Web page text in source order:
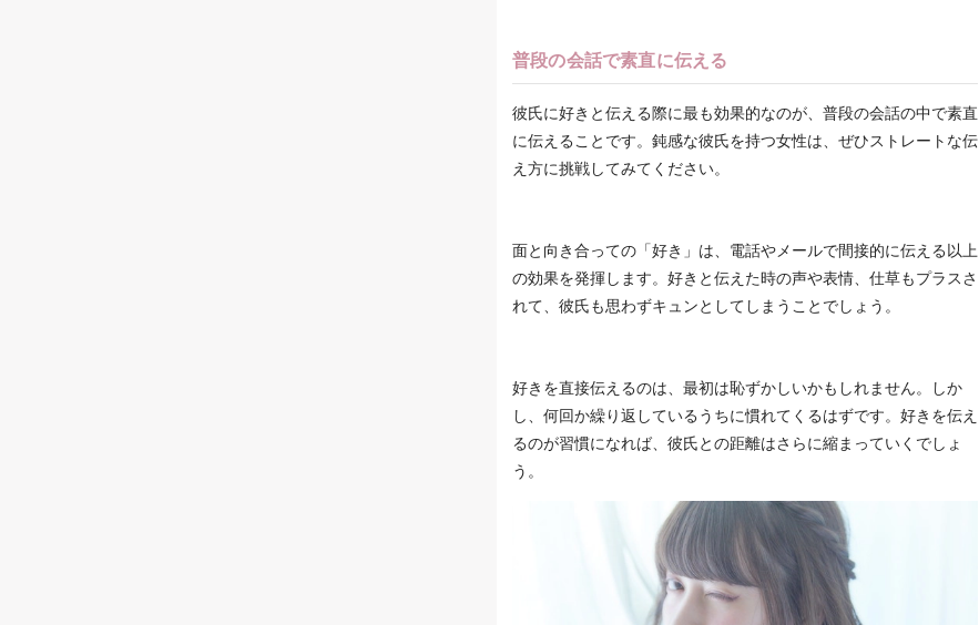
普段の会話で素直に伝える
彼氏に好きと伝える際に最も効果的なのが、普段の会話の中で素直
に伝えることです。鈍感な彼氏を持つ女性は、ぜひストレートな伝
え方に挑戦してみてください。
面と向き合っての「好き」は、電話やメールで間接的に伝える以上
の効果を発揮します。好きと伝えた時の声や表情、仕草もプラスさ
れて、彼氏も思わずキュンとしてしまうことでしょう。
好きを直接伝えるのは、最初は恥ずかしいかもしれません。しか
し、何回か繰り返しているうちに慣れてくるはずです。好きを伝え
るのが習慣になれば、彼氏との距離はさらに縮まっていくでしょ
う。